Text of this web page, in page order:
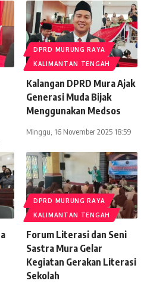
DPRD MURUNG RAYA
KALIMANTAN TENGAH
Kalangan DPRD Mura Ajak
Generasi Muda Bijak
Menggunakan Medsos
Minggu, 16 November 2025 18:59
DPRD MURUNG RAYA
KALIMANTAN TENGAH
Forum Literasi dan Seni
Sastra Mura Gelar
Kegiatan Gerakan Literasi
Sekolah